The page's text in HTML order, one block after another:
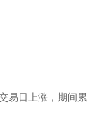
易日上涨，期间累